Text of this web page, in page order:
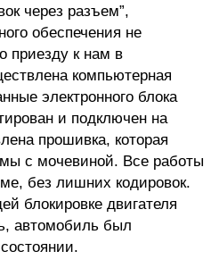
через разъем”,
обеспечения не
приезду к нам в
компьютерная
электронного блока
и подключен на
прошивка, которая
с мочевиной. Все работы
без лишних кодировок.
блокировке двигателя
автомобиль был